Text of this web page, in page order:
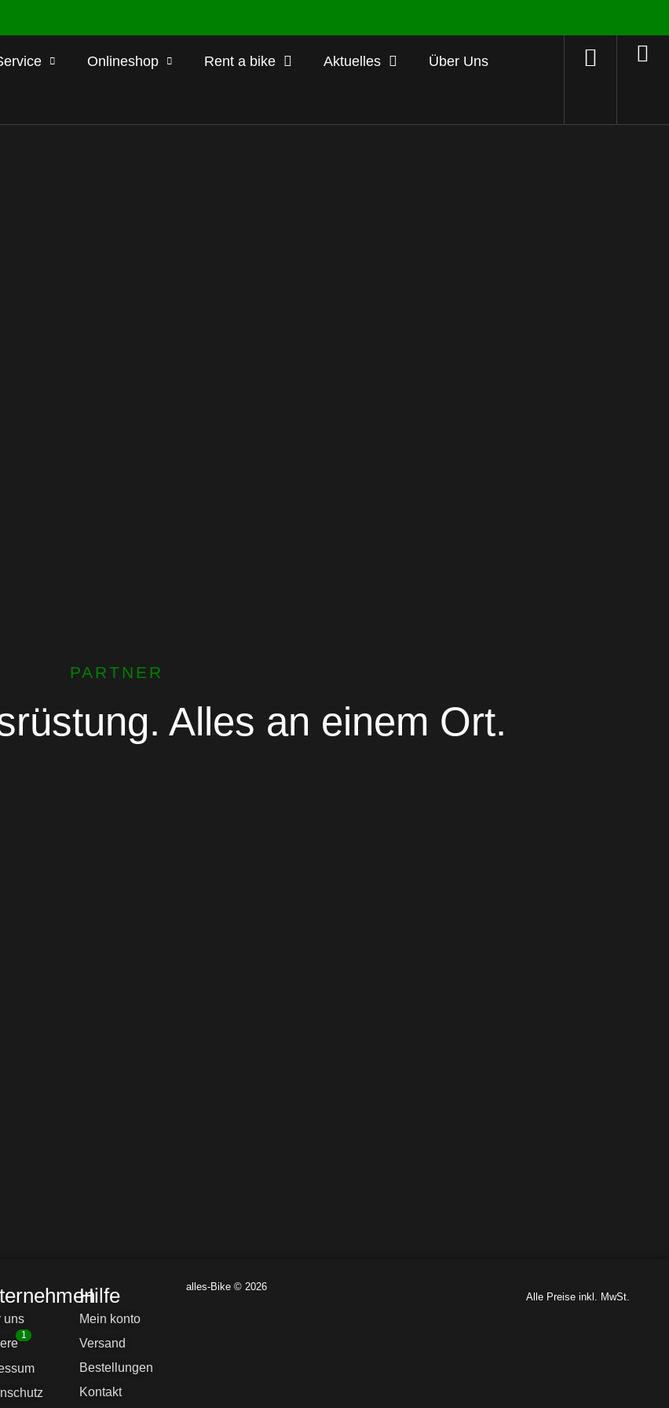
Onlineshop Rent a bike Aktuelles Über Uns
PARTNER
Alles an einem Ort.
uns
1
Hilfe
Mein konto
Versand
Bestellungen
Kontakt
alles-Bike © 2026
Alle Preise inkl. MwSt.